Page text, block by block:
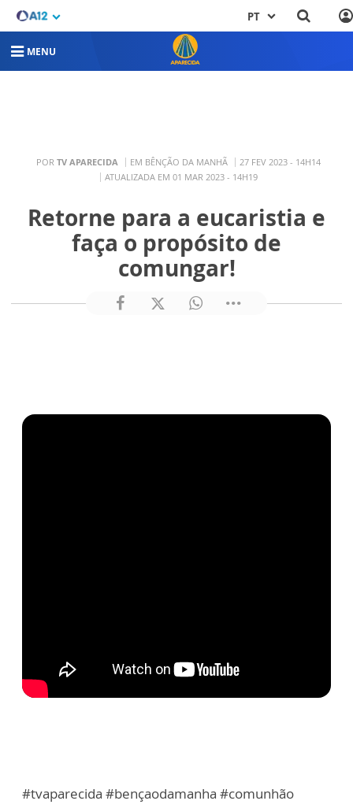
PT
MENU
POR TV APARECIDA EM BÊNÇÃO DA MANHÃ
27 FEV 2023 - 14H14
ATUALIZADA EM 01 MAR 2023 - 14H19
Retorne para a eucaristia e
faça o propósito de
comungar!
#tvaparecida #bençaodamanha #comunhão